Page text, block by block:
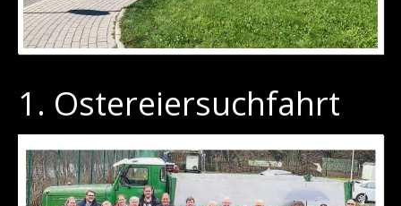
1. Ostereiersuchfahrt